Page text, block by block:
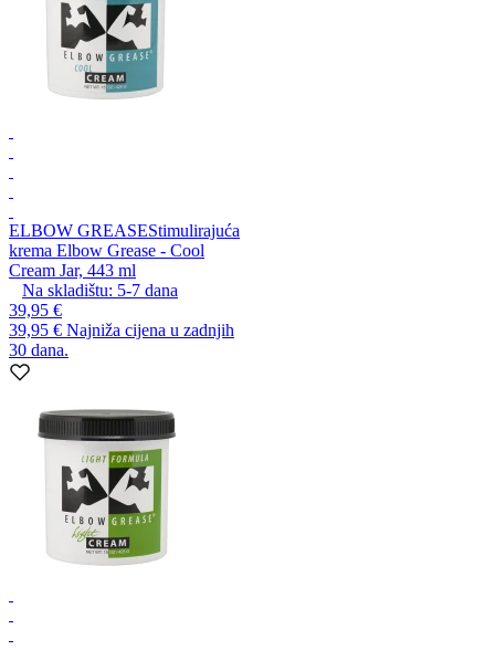
ELBOW GREASEStimulirajuća
krema Elbow Grease - Cool
Cream Jar, 443 ml
Na skladištu: 5-7 dana
39,95 €
39,95 € Najniža cijena u zadnjih
30 dana.